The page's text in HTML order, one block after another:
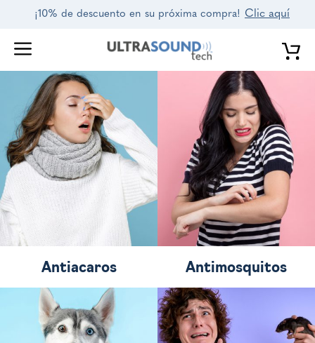
contenido
¡10% de descuento en su próxima compra! Clic aquí
Antiacaros Antimosquitos